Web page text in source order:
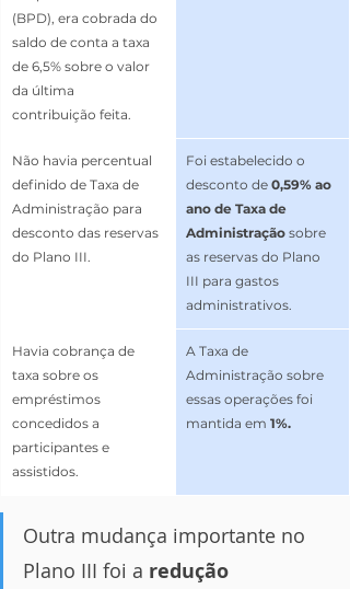
(BPD), era cobrada do
saldo de conta a taxa
de 6,5% sobre o valor
da última
contribuição feita.
Não havia percentual
definido de Taxa de
Administração para
desconto das reservas
do Plano III.
Foi estabelecido o
desconto de 0,59% ao
ano de Taxa de
Administração sobre
as reservas do Plano
III para gastos
administrativos.
Havia cobrança de
taxa sobre os
empréstimos
concedidos a
participantes e
assistidos.
A Taxa de
Administração sobre
essas operações foi
mantida em 1%.
Outra mudança importante no
Plano III foi a redução